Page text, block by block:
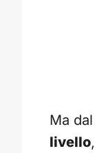
Ma
livello